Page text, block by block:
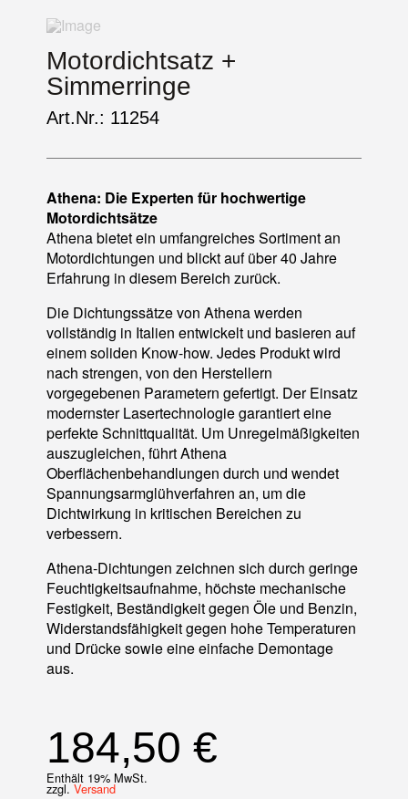
Motordichtsatz +
Simmerringe
Art.Nr.: 11254
Athena: Die Experten für hochwertige
Motordichtsätze
Athena bietet ein umfangreiches Sortiment an
Motordichtungen und blickt auf über 40 Jahre
Erfahrung in diesem Bereich zurück.
Die Dichtungssätze von Athena werden
vollständig in Italien entwickelt und basieren auf
einem soliden Know-how. Jedes Produkt wird
nach strengen, von den Herstellern
vorgegebenen Parametern gefertigt. Der Einsatz
modernster Lasertechnologie garantiert eine
perfekte Schnittqualität. Um Unregelmäßigkeiten
auszugleichen, führt Athena
Oberflächenbehandlungen durch und wendet
Spannungsarmglühverfahren an, um die
Dichtwirkung in kritischen Bereichen zu
verbessern.
Athena-Dichtungen zeichnen sich durch geringe
Feuchtigkeitsaufnahme, höchste mechanische
Festigkeit, Beständigkeit gegen Öle und Benzin,
Widerstandsfähigkeit gegen hohe Temperaturen
und Drücke sowie eine einfache Demontage
aus.
184,50 €
Enthält 19% MwSt.
zzgl. Versand